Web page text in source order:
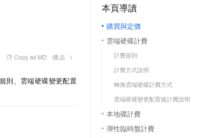
Copy as MD 產品
則、雲端硬碟變更配置
本頁導讀
購買與定價
雲端硬碟計費
計費規則
計費方式說明
轉換雲端硬碟計費方式
雲端硬碟變更配置後計費說明
本地碟計費
彈性臨時盤計費